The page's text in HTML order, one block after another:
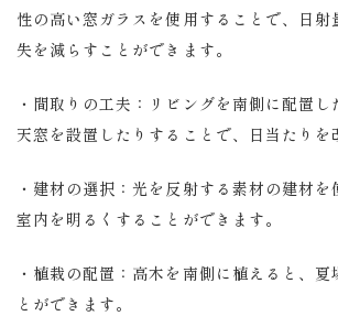
性の高い窓ガラスを使用することで、日射
失を減らすことができます。
・間取りの工夫：リビングを南側に配置し
天窓を設置したりすることで、日当たりを
・建材の選択：光を反射する素材の建材を
室内を明るくすることができます。
・植栽の配置：高木を南側に植えると、夏
とができます。